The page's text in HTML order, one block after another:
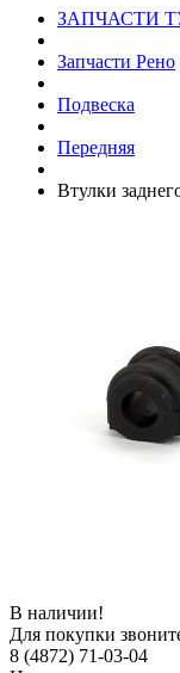
ЗАПЧАСТИ
Запчасти Рено
Подвеска
Передняя
Втулки
В наличии!
Для покупки
8 (4872) 71-03-04